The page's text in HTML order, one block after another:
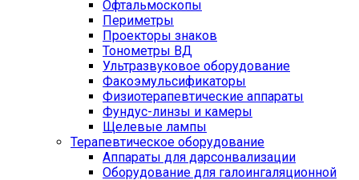
Офтальмоскопы
Периметры
Проекторы знаков
Тонометры ВД
Ультразвуковое оборудование
Факоэмульсификаторы
Физиотерапевтические аппараты
Фундус-линзы и камеры
Щелевые лампы
Терапевтическое оборудование
Аппараты для дарсонвализации
Оборудование для галоингаляционной